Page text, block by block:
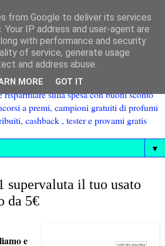
sulla spesa con buoni sconto
a premi, campioni gratuiti di profumi
cashback , tester e provami gratis
▼
supervaluta il tuo usato
da 5€
e
from Google to deliver its services
IP address and user-agent are
with performance and security
of service, generate usage
and address abuse.
MORE GOT IT